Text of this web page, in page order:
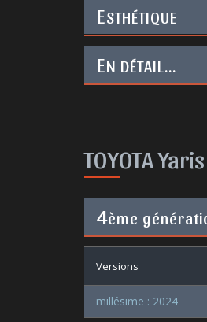
ESTHÉTIQUE
EN DÉTAIL...
TOYOTA
4ème
Versions
millésime : 2024